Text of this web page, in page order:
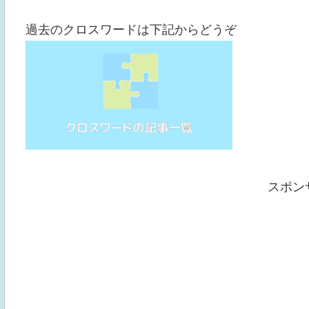
過去のクロスワードは下記からどうぞ
スポン